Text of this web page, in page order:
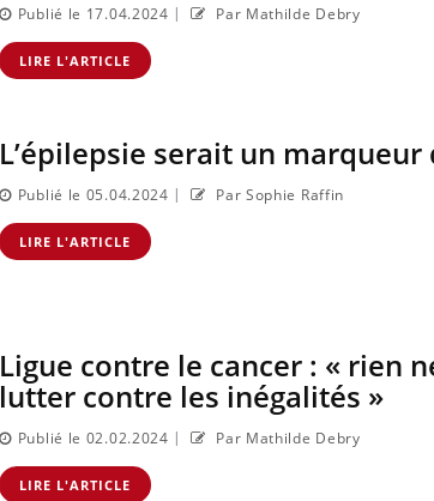
Publié le 17.04.2024 | Par Mathilde Debry
LIRE L'ARTICLE
L’épilepsie serait un marqueur
Publié le 05.04.2024 | Par Sophie Raffin
LIRE L'ARTICLE
Ligue contre le cancer : « rien
lutter contre les inégalités »
Publié le 02.02.2024 | Par Mathilde Debry
LIRE L'ARTICLE